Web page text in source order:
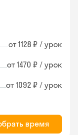
от 1128 ₽ / урок
от 1470 ₽ / урок
от 1092 ₽ / урок
время